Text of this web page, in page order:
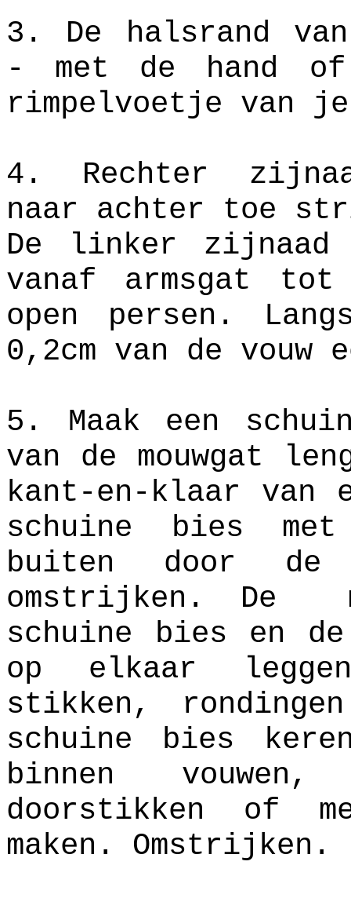
3. De halsrand
- met de hand
rimpelvoetje van je
4. Rechter
naar achter toe
De linker zijnaad
vanaf armsgat
open persen.
0,2cm van de
5. Maak een
van de mouwgat
kant-en-klaar van
schuine bies
buiten door de
omstrijken. De
schuine bies en
op elkaar
stikken,
schuine bies
binnen
doorstikken of
maken. Omstrijken.